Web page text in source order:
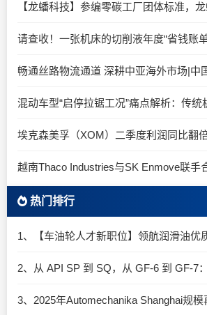
请查收！一张机床的切削液年度“省钱账
越南Thaco Industries与SK Enmove联手
热门排行
1、【车油轮人才新职位】领航润滑油优